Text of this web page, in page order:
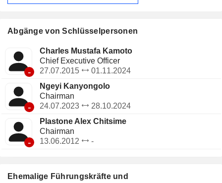
Ehemalige Führungskräfte und
Abgänge von Schlüsselpersonen
-
Charles Mustafa Kamoto
Chief Executive Officer
27.07.2015
01.11.2024
-
Ngeyi Kanyongolo
Chairman
24.07.2023
28.10.2024
-
Plastone Alex Chitsime
Chairman
13.06.2012
-